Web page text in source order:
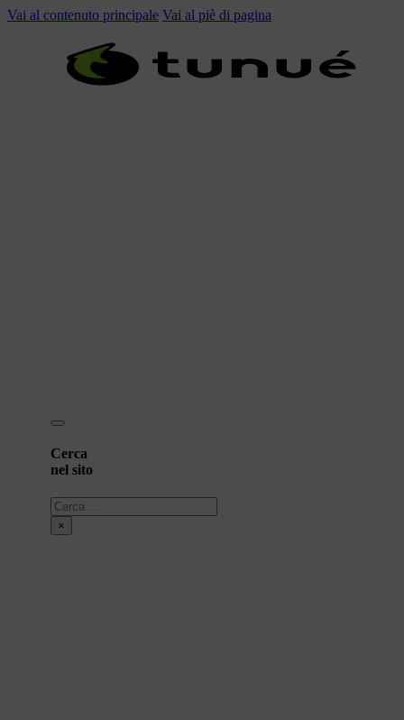
Vai al contenuto principale Vai al piè di pagina
Cerca
nel sito
Cerca
×